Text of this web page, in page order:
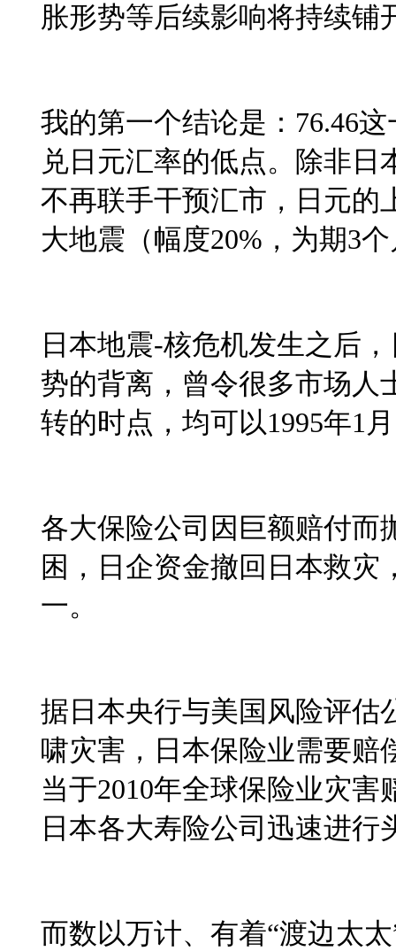
胀形势等后续影响将持续铺
我的第一个结论是： 76.46这
兑日元汇率的低点。除非
不再联手干预汇市，日元的
大地震（幅度20% ，为期3个
日本地震-核危机发生之后
势的背离，曾令很多市场人
转的时点，均可以1995年1
各大保险公司因巨额赔付而
困，日企资金撤回日本救
一。
据日本央行与美国风险评估
啸灾害，日本保险业需要赔
当于2010年全球保险业灾害
日本各大寿险公司迅速进
而数以万计、有着“渡边太